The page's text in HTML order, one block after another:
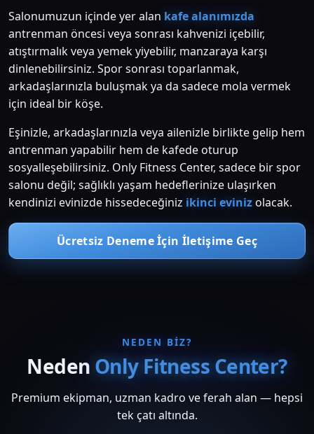
Salonumuzun içinde yer alan kafe alanımızda
antrenman öncesi veya sonrası kahvenizi içebilir,
atıştırmalık veya yemek yiyebilir, manzaraya karşı
dinlenebilirsiniz. Spor sonrası toparlanmak,
arkadaşlarınızla buluşmak ya da sadece mola vermek
için ideal bir köşe.
Eşinizle, arkadaşlarınızla veya ailenizle birlikte gelip hem
antrenman yapabilir hem de kafede oturup
sosyalleşebilirsiniz. Only Fitness Center, sadece bir spor
salonu değil; sağlıklı yaşam hedeflerinize ulaşırken
kendinizi evinizde hissedeceğiniz ikinci evinizolacak.
Ücretsiz Deneme İçin İletişime Geç
NEDEN BIZ?
Neden Only Fitness Center?
Premium ekipman, uzman kadro ve ferah alan — hepsi
tek çatı altında.